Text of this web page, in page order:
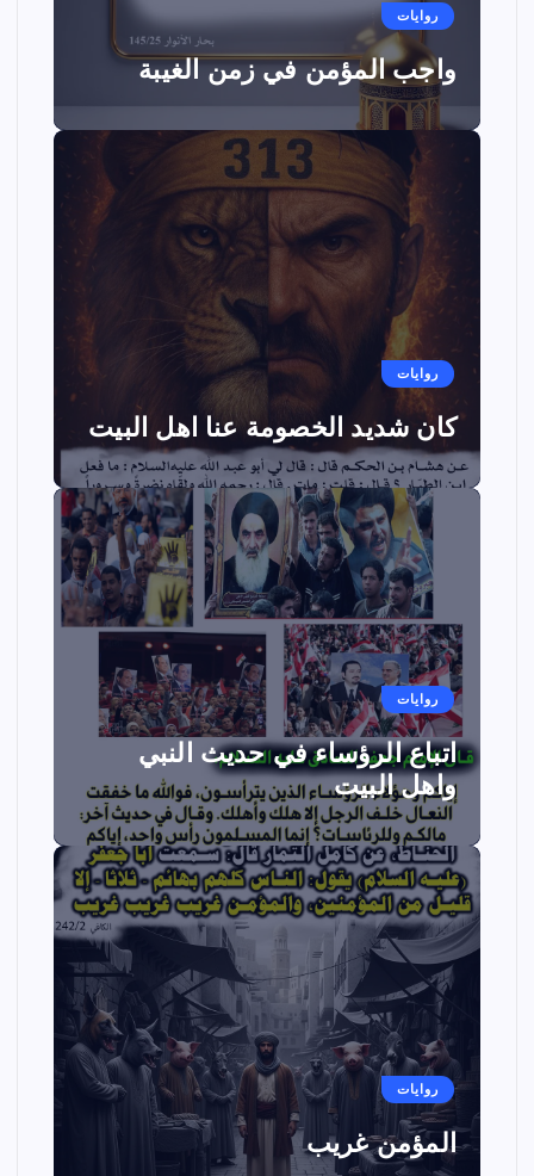
روايات
واجب المؤمن في زمن الغيبة
روايات
كان شديد الخصومة عنا اهل البيت
روايات
اتباع الرؤساء في حديث النبي
واهل البيت
روايات
المؤمن غريب